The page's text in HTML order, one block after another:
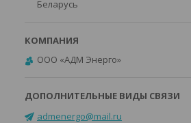
Беларусь
ООО «АДМ Энерго»
admenergo@mail.ru